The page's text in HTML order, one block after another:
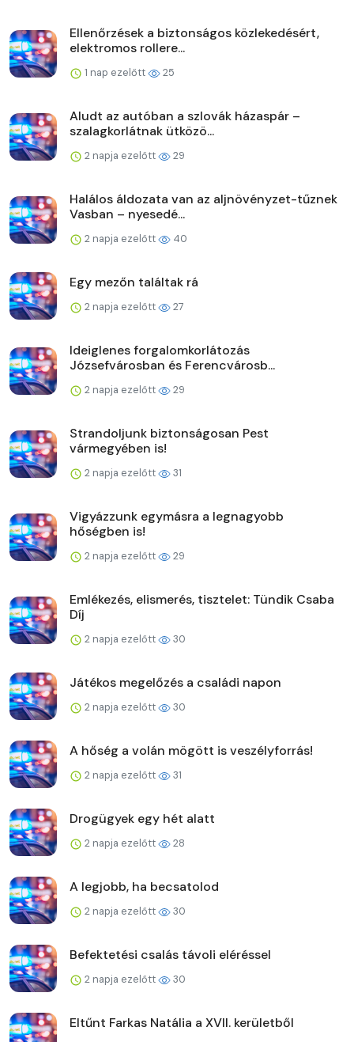
Ellenőrzések a biztonságos közlekedésért,
elektromos rollere...
1 nap ezelőtt 25
Aludt az autóban a szlovák házaspár –
szalagkorlátnak ütközö...
2 napja ezelőtt 29
Halálos áldozata van az aljnövényzet-tűznek
Vasban – nyesedé...
2 napja ezelőtt 40
Egy mezőn találtak rá
2 napja ezelőtt 27
Ideiglenes forgalomkorlátozás
Józsefvárosban és Ferencvárosb...
2 napja ezelőtt 29
Strandoljunk biztonságosan Pest
vármegyében is!
2 napja ezelőtt 31
Vigyázzunk egymásra a legnagyobb
hőségben is!
2 napja ezelőtt 29
Emlékezés, elismerés, tisztelet: Tündik Csaba
Díj
2 napja ezelőtt 30
Játékos megelőzés a családi napon
2 napja ezelőtt 30
A hőség a volán mögött is veszélyforrás!
2 napja ezelőtt 31
Drogügyek egy hét alatt
2 napja ezelőtt 28
A legjobb, ha becsatolod
2 napja ezelőtt 30
Befektetési csalás távoli eléréssel
2 napja ezelőtt 30
Eltűnt Farkas Natália a XVII. kerületből